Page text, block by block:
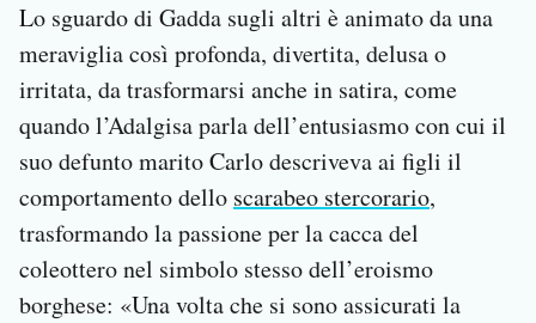
Lo sguardo di Gadda sugli altri è animato da una
meraviglia così profonda, divertita, delusa o
irritata, da trasformarsi anche in satira, come
quando l’Adalgisa parla dell’entusiasmo con cui il
suo defunto marito Carlo descriveva ai figli il
comportamento dello scarabeo stercorario,
trasformando la passione per la cacca del
coleottero nel simbolo stesso dell’eroismo
borghese: «Una volta che si sono assicurati la